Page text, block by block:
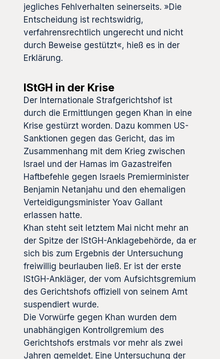
jegliches Fehlverhalten seinerseits. »Die
Entscheidung ist rechtswidrig,
verfahrensrechtlich ungerecht und nicht
durch Beweise gestützt«, hieß es in der
Erklärung.
IStGH in der Krise
Der Internationale Strafgerichtshof ist
durch die Ermittlungen gegen Khan in eine
Krise gestürzt worden. Dazu kommen US-
Sanktionen gegen das Gericht, das im
Zusammenhang mit dem Krieg zwischen
Israel und der Hamas im Gazastreifen
Haftbefehle gegen Israels Premierminister
Benjamin Netanjahu und den ehemaligen
Verteidigungsminister Yoav Gallant
erlassen hatte.
Khan steht seit letztem Mai nicht mehr an
der Spitze der IStGH-Anklagebehörde, da er
sich bis zum Ergebnis der Untersuchung
freiwillig beurlauben ließ. Er ist der erste
IStGH-Ankläger, der vom Aufsichtsgremium
des Gerichtshofs offiziell von seinem Amt
suspendiert wurde.
Die Vorwürfe gegen Khan wurden dem
unabhängigen Kontrollgremium des
Gerichtshofs erstmals vor mehr als zwei
Jahren gemeldet. Eine Untersuchung der